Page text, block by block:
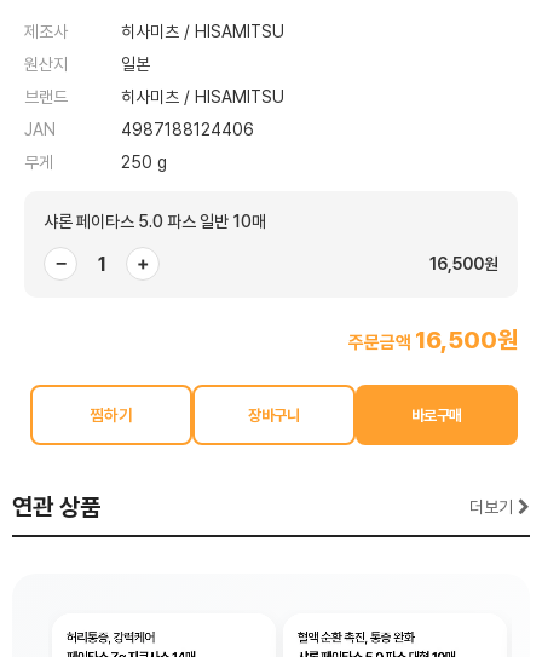
제조사
히사미츠 / HISAMITSU
원산지
일본
브랜드
히사미츠 / HISAMITSU
JAN
4987188124406
무게
250 g
샤론 페이타스 5.0 파스 일반 10매
− + 16,500원
주문금액 16,500원
찜하기
연관 상품 더보기